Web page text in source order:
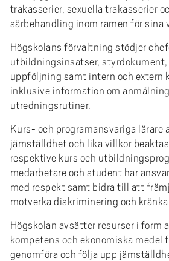
trakasserier, sexuella trakasserier
särbehandling inom ramen för sina
Högskolans förvaltning stödjer
utbildningsinsatser, styrdokument,
uppföljning samt intern och extern
inklusive information om
utredningsrutiner.
Kurs‑ och programansvariga lärare
jämställdhet och lika villkor
respektive kurs och
medarbetare och student har
med respekt samt bidra till att
motverka diskriminering och
Högskolan avsätter resurser i form
kompetens och ekonomiska medel
genomföra och följa upp